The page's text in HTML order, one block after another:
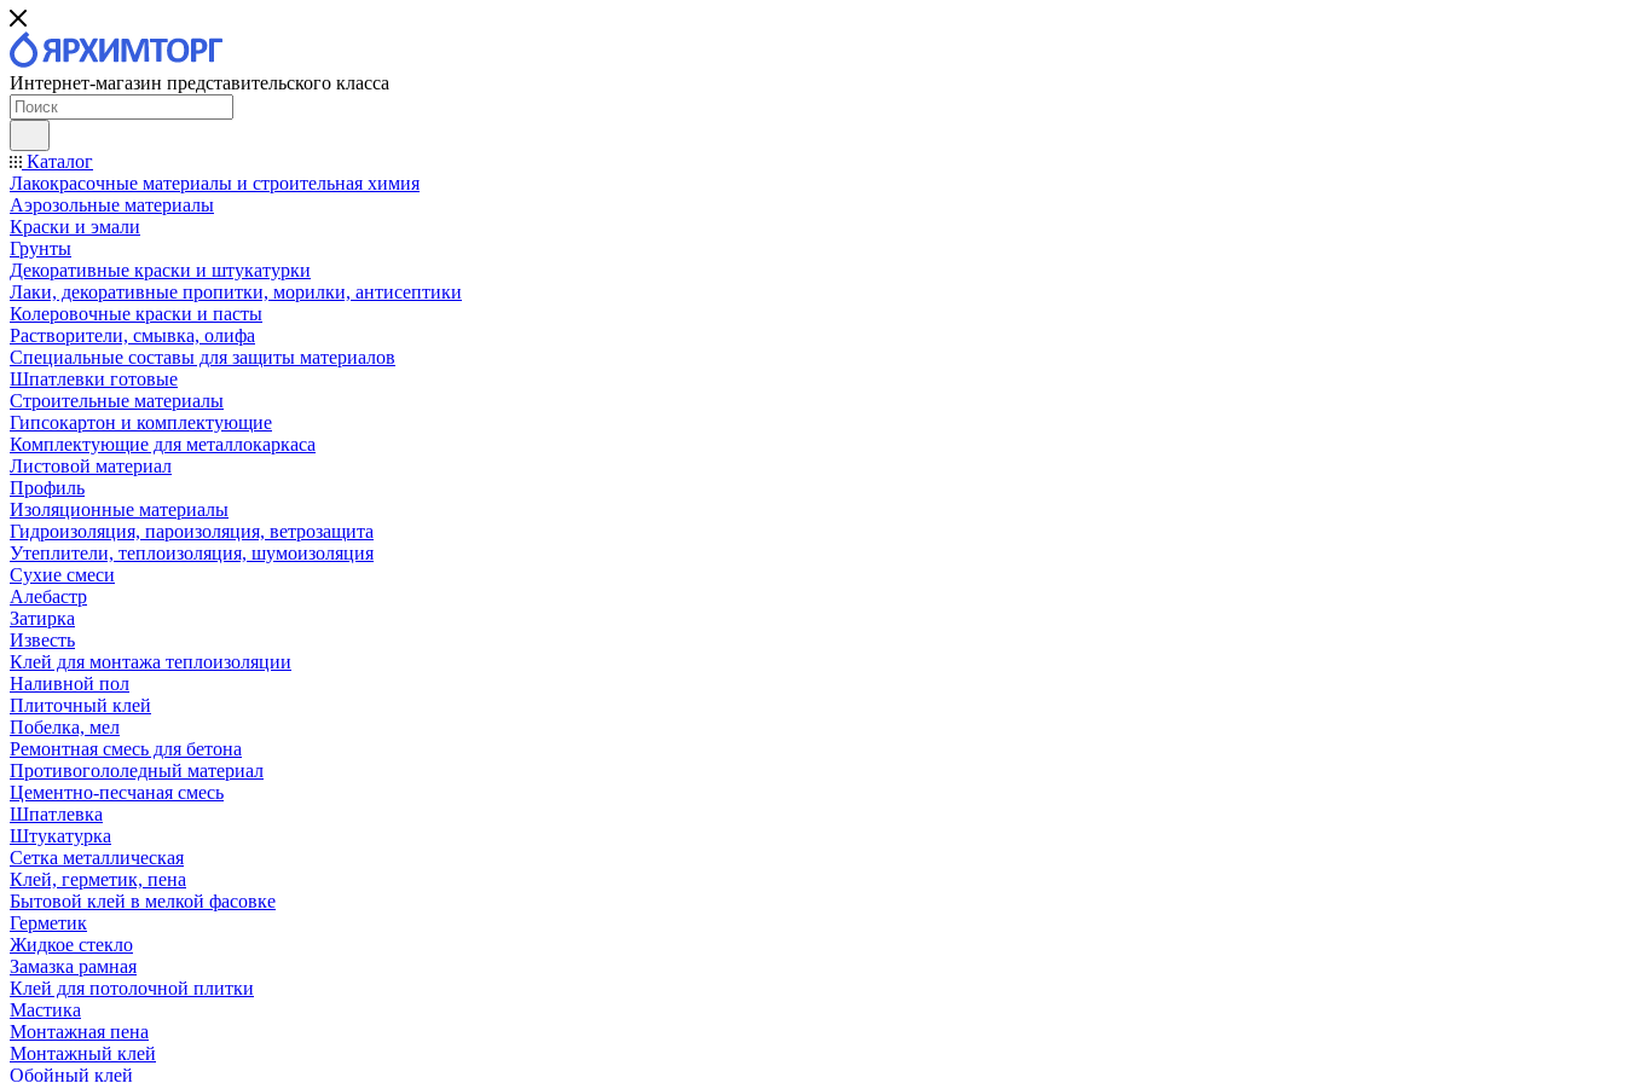
Интернет-магазин представительского класса
Каталог
Лакокрасочные материалы и строительная химия
Аэрозольные материалы
Краски и эмали
Грунты
Декоративные краски и штукатурки
Лаки, декоративные пропитки, морилки, антисептики
Колеровочные краски и пасты
Растворители, смывка, олифа
Специальные составы для защиты материалов
Шпатлевки готовые
Строительные материалы
Гипсокартон и комплектующие
Комплектующие для металлокаркаса
Листовой материал
Профиль
Изоляционные материалы
Гидроизоляция, пароизоляция, ветрозащита
Утеплители, теплоизоляция, шумоизоляция
Сухие смеси
Алебастр
Затирка
Известь
Клей для монтажа теплоизоляции
Наливной пол
Плиточный клей
Побелка, мел
Ремонтная смесь для бетона
Противогололедный материал
Цементно-песчаная смесь
Шпатлевка
Штукатурка
Сетка металлическая
Клей, герметик, пена
Бытовой клей в мелкой фасовке
Герметик
Жидкое стекло
Замазка рамная
Клей для потолочной плитки
Мастика
Монтажная пена
Монтажный клей
Обойный клей